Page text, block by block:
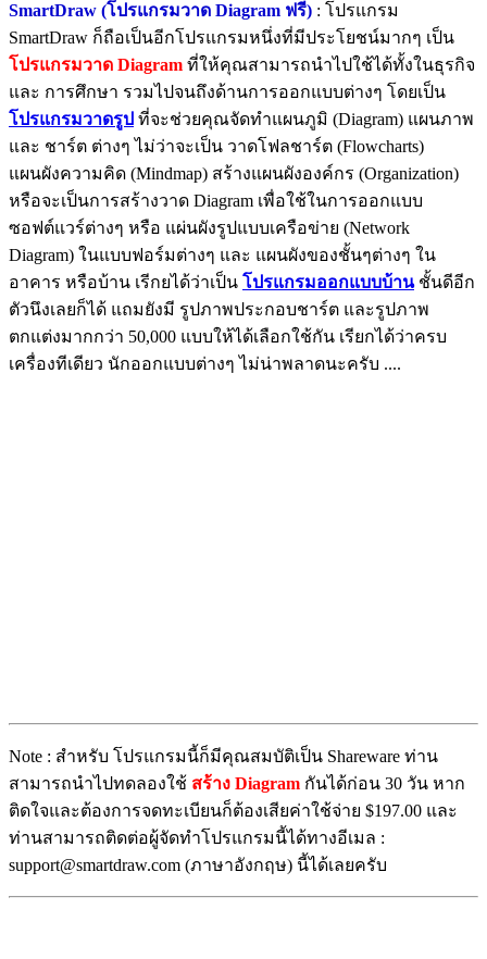
SmartDraw (โปรแกรมวาด Diagram ฟรี) : โปรแกรม
SmartDraw ก็ถือเป็นอีกโปรแกรมหนึ่งที่มีประโยชน์มากๆ เป็น
โปรแกรมวาด Diagram ที่ให้คุณสามารถนำไปใช้ได้ทั้งในธุรกิจ
และ การศึกษา รวมไปจนถึงด้านการออกแบบต่างๆ โดยเป็น
โปรแกรมวาดรูป ที่จะช่วยคุณจัดทำแผนภูมิ (Diagram) แผนภาพ
และ ชาร์ต ต่างๆ ไม่ว่าจะเป็น วาดโฟลชาร์ต (Flowcharts)
แผนผังความคิด (Mindmap) สร้างแผนผังองค์กร (Organization)
หรือจะเป็นการสร้างวาด Diagram เพื่อใช้ในการออกแบบ
ซอฟต์แวร์ต่างๆ หรือ แผ่นผังรูปแบบเครือข่าย (Network
Diagram) ในแบบฟอร์มต่างๆ และ แผนผังของชั้นๆต่างๆ ใน
อาคาร หรือบ้าน เรีกยได้ว่าเป็น โปรแกรมออกแบบบ้านชั้นดีอีก
ตัวนึงเลยก็ได้ แถมยังมี รูปภาพประกอบชาร์ต และรูปภาพ
ตกแต่งมากกว่า 50,000 แบบให้ได้เลือกใช้กัน เรียกได้ว่าครบ
เครื่องทีเดียว นักออกแบบต่างๆ ไม่น่าพลาดนะครับ ....
Note : สำหรับ โปรแกรมนี้ก็มีคุณสมบัติเป็น Shareware ท่าน
สามารถนำไปทดลองใช้ สร้าง Diagram กันได้ก่อน 30 วัน หาก
ติดใจและต้องการจดทะเบียนก็ต้องเสียค่าใช้จ่าย $197.00 และ
ท่านสามารถติดต่อผู้จัดทำโปรแกรมนี้ได้ทางอีเมล :
support@smartdraw.com (ภาษาอังกฤษ) นี้ได้เลยครับ